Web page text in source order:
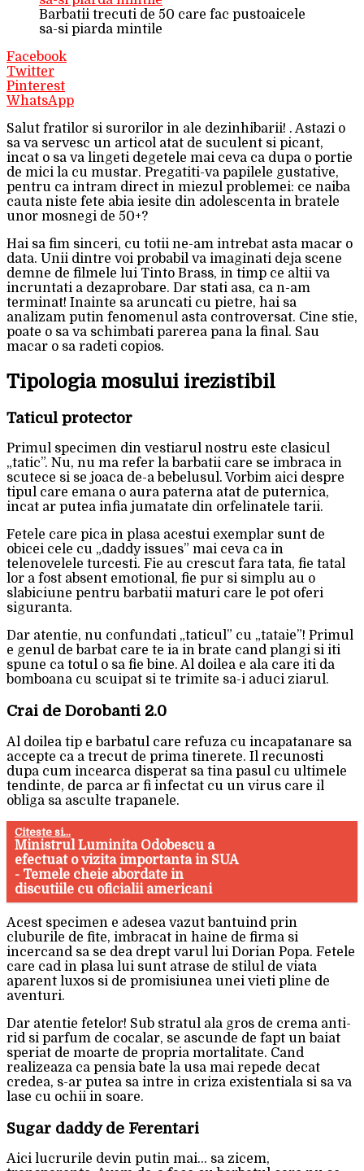
Barbatii trecuti de 50 care fac pustoaicele
sa-si piarda mintile
Facebook
Twitter
Pinterest
WhatsApp
Salut fratilor si surorilor in ale dezinhibarii! . Astazi o
sa va servesc un articol atat de suculent si picant,
incat o sa va lingeti degetele mai ceva ca dupa o portie
de mici la cu mustar. Pregatiti-va papilele gustative,
pentru ca intram direct in miezul problemei: ce naiba
cauta niste fete abia iesite din adolescenta in bratele
unor mosnegi de 50+?
Hai sa fim sinceri, cu totii ne-am intrebat asta macar o
data. Unii dintre voi probabil va imaginati deja scene
demne de filmele lui Tinto Brass, in timp ce altii va
incruntati a dezaprobare. Dar stati asa, ca n-am
terminat! Inainte sa aruncati cu pietre, hai sa
analizam putin fenomenul asta controversat. Cine stie,
poate o sa va schimbati parerea pana la final. Sau
macar o sa radeti copios.
Tipologia mosului irezistibil
Taticul protector
Primul specimen din vestiarul nostru este clasicul
„tatic”. Nu, nu ma refer la barbatii care se imbraca in
scutece si se joaca de-a bebelusul. Vorbim aici despre
tipul care emana o aura paterna atat de puternica,
incat ar putea infia jumatate din orfelinatele tarii.
Fetele care pica in plasa acestui exemplar sunt de
obicei cele cu „daddy issues” mai ceva ca in
telenovelele turcesti. Fie au crescut fara tata, fie tatal
lor a fost absent emotional, fie pur si simplu au o
slabiciune pentru barbatii maturi care le pot oferi
siguranta.
Dar atentie, nu confundati „taticul” cu „tataie”! Primul
e genul de barbat care te ia in brate cand plangi si iti
spune ca totul o sa fie bine. Al doilea e ala care iti da
bomboana cu scuipat si te trimite sa-i aduci ziarul.
Crai de Dorobanti 2.0
Al doilea tip e barbatul care refuza cu incapatanare sa
accepte ca a trecut de prima tinerete. Il recunosti
dupa cum incearca disperat sa tina pasul cu ultimele
tendinte, de parca ar fi infectat cu un virus care il
obliga sa asculte trapanele.
Citeste si...
Ministrul Luminita Odobescu a
efectuat o vizita importanta in SUA
- Temele cheie abordate in
discutiile cu oficialii americani
Acest specimen e adesea vazut bantuind prin
cluburile de fite, imbracat in haine de firma si
incercand sa se dea drept varul lui Dorian Popa. Fetele
care cad in plasa lui sunt atrase de stilul de viata
aparent luxos si de promisiunea unei vieti pline de
aventuri.
Dar atentie fetelor! Sub stratul ala gros de crema anti-
rid si parfum de cocalar, se ascunde de fapt un baiat
speriat de moarte de propria mortalitate. Cand
realizeaza ca pensia bate la usa mai repede decat
credea, s-ar putea sa intre in criza existentiala si sa va
lase cu ochii in soare.
Sugar daddy de Ferentari
Aici lucrurile devin putin mai… sa zicem,